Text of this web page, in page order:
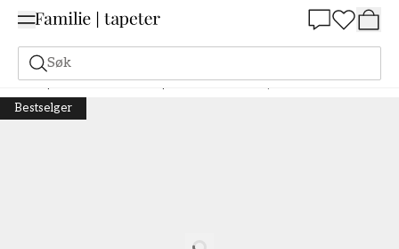
Søk
Tapeter Merke Boråstapeter Woodland Hip Rose - 1177
Bestselger